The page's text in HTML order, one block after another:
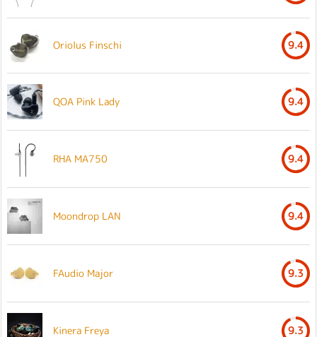
Oriolus Finschi 9.4
QOA Pink Lady 9.4
RHA MA750 9.4
Moondrop LAN 9.4
FAudio Major 9.3
Kinera Freya 9.3